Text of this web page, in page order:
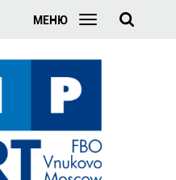
МЕНЮ